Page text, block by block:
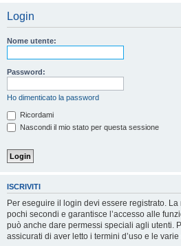
Login
Nome utente:
Password:
Ho dimenticato la password
Ricordami
Nascondi il mio stato per questa sessione
ISCRIVITI
Per eseguire il login devi essere registrato.
pochi secondi e garantisce l’accesso alle
può anche dare permessi speciali agli utenti.
assicurati di aver letto i termini d’uso e le varie